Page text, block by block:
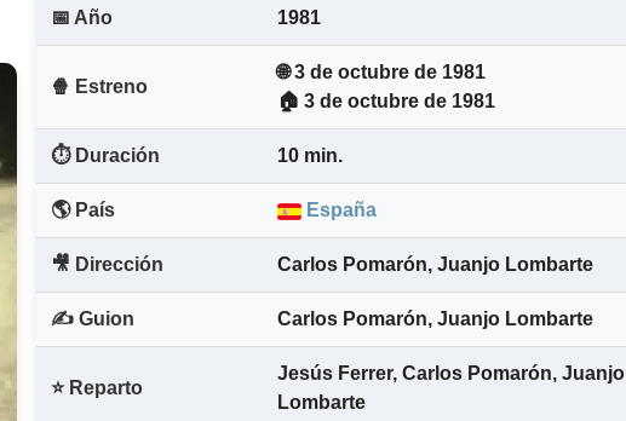
📅 Año 1981
🍿 Estreno
🌐 3 de octubre de 1981
🏠 3 de octubre de 1981
⏱️ Duración 10 min.
🌎 País España
🎥 Dirección Carlos Pomarón, Juanjo Lombarte
✍️ Guion Carlos Pomarón, Juanjo Lombarte
⭐ Reparto
Jesús Ferrer, Carlos Pomarón, Juanjo
Lombarte